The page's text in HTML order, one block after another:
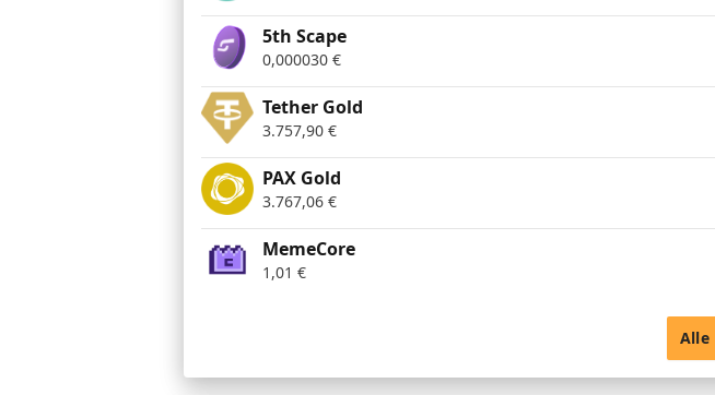
5th Scape
0,000030 €
Tether Gold
3.757,90 €
PAX Gold
3.767,06 €
MemeCore
1,01 €
Alle